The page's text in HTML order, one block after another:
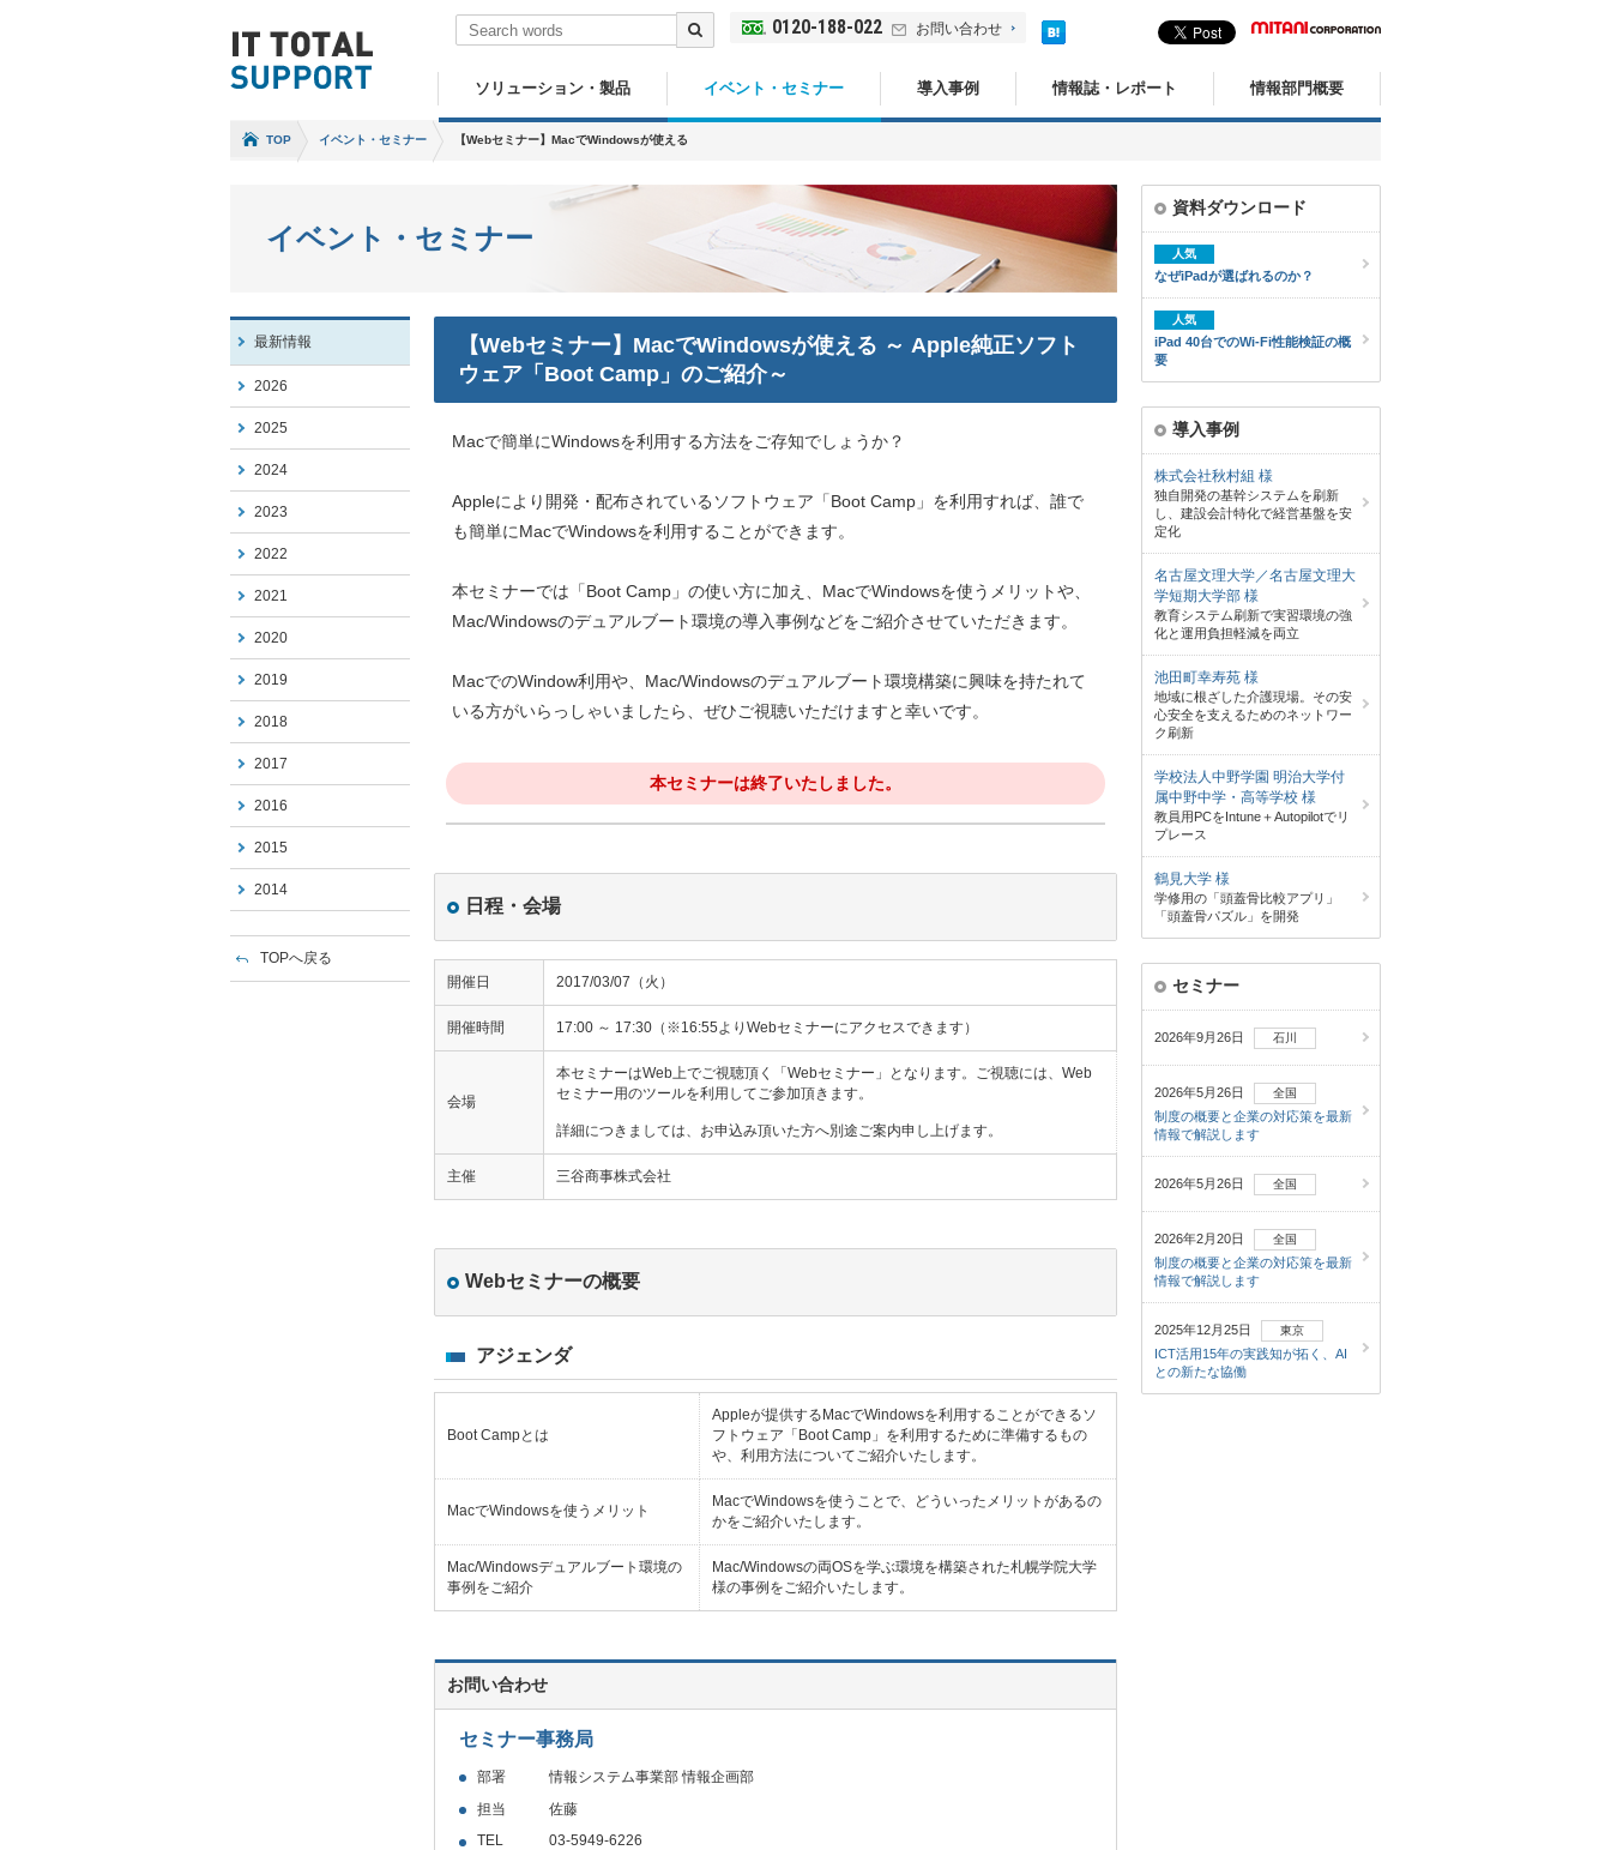
0120-188-022 お問い合わせ
ソリューション・製品 イベント・セミナー 導入事例 情報誌・レポート 情報部門概要
TOP イベント・セミナー 【Webセミナー】MacでWindowsが使える
イベント・セミナー
【Webセミナー】MacでWindowsが使える ～ Apple純正ソフト
ウェア「Boot Camp」のご紹介～
Macで簡単にWindowsを利用する方法をご存知でしょうか？
Appleにより開発・配布されているソフトウェア「Boot Camp」を利用すれば、誰で
も簡単にMacでWindowsを利用することができます。
本セミナーでは「Boot Camp」の使い方に加え、MacでWindowsを使うメリットや、
Mac/Windowsのデュアルブート環境の導入事例などをご紹介させていただきます。
MacでのWindow利用や、Mac/Windowsのデュアルブート環境構築に興味を持たれて
いる方がいらっしゃいましたら、ぜひご視聴いただけますと幸いです。
本セミナーは終了いたしました。
日程・会場
開催日 2017/03/07（火）
開催時間 17:00 ～ 17:30（※16:55よりWebセミナーにアクセスできます）
会場
本セミナーはWeb上でご視聴頂く「Webセミナー」となります。ご視聴には、Web
セミナー用のツールを利用してご参加頂きます。
詳細につきましては、お申込み頂いた方へ別途ご案内申し上げます。
主催 三谷商事株式会社
Webセミナーの概要
アジェンダ
Boot Campとは
Appleが提供するMacでWindowsを利用することができるソ
フトウェア「Boot Camp」を利用するために準備するもの
や、利用方法についてご紹介いたします。
MacでWindowsを使うメリット
MacでWindowsを使うことで、どういったメリットがあるの
かをご紹介いたします。
Mac/Windowsデュアルブート環境の
事例をご紹介
Mac/Windowsの両OSを学ぶ環境を構築された札幌学院大学
様の事例をご紹介いたします。
お問い合わせ
セミナー事務局
部署
情報システム事業部 情報企画部
担当
佐藤
TEL
03-5949-6226
最新情報
2026
2025
2024
2023
2022
2021
2020
2019
2018
2017
2016
2015
2014
TOPへ戻る
資料ダウンロード
人気
なぜiPadが選ばれるのか？
人気
iPad 40台でのWi-Fi性能検証の概
要
導入事例
株式会社秋村組 様
独自開発の基幹システムを刷新
し、建設会計特化で経営基盤を安
定化
名古屋文理大学／名古屋文理大
学短期大学部 様
教育システム刷新で実習環境の強
化と運用負担軽減を両立
池田町幸寿苑 様
地域に根ざした介護現場。その安
心安全を支えるためのネットワー
ク刷新
学校法人中野学園 明治大学付
属中野中学・高等学校 様
教員用PCをIntune＋Autopilotでリ
プレース
鶴見大学 様
学修用の「頭蓋骨比較アプリ」
「頭蓋骨パズル」を開発
セミナー
2026年9月26日 石川
2026年5月26日 全国
制度の概要と企業の対応策を最新
情報で解説します
2026年5月26日 全国
2026年2月20日 全国
制度の概要と企業の対応策を最新
情報で解説します
2025年12月25日 東京
ICT活用15年の実践知が拓く、AI
との新たな協働